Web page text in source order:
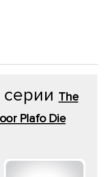
The
Plafo Die